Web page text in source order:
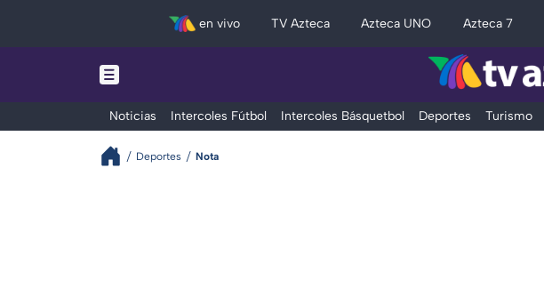
en vivo TV Azteca Azteca UNO Azteca 7
Noticias Intercoles Fútbol Intercoles Básquetbol Deportes Turismo
Deportes Nota